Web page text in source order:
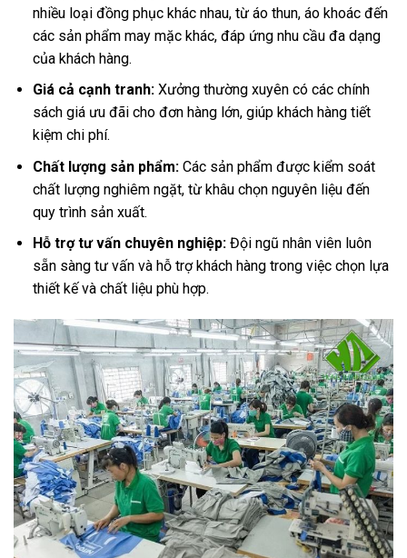
nhiều loại đồng phục khác nhau, từ áo thun, áo khoác đến
các sản phẩm may mặc khác, đáp ứng nhu cầu đa dạng
của khách hàng.
Giá cả cạnh tranh: Xưởng thường xuyên có các chính
sách giá ưu đãi cho đơn hàng lớn, giúp khách hàng tiết
kiệm chi phí.
Chất lượng sản phẩm:Các sản phẩm được kiểm soát
chất lượng nghiêm ngặt, từ khâu chọn nguyên liệu đến
quy trình sản xuất.
Hỗ trợ tư vấn chuyên nghiệp: Đội ngũ nhân viên luôn
sẵn sàng tư vấn và hỗ trợ khách hàng trong việc chọn lựa
thiết kế và chất liệu phù hợp.